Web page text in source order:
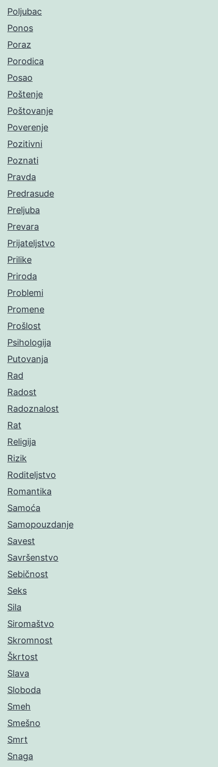
Poljubac
Ponos
Poraz
Porodica
Posao
Poštenje
Poštovanje
Poverenje
Pozitivni
Poznati
Pravda
Predrasude
Preljuba
Prevara
Prijateljstvo
Prilike
Priroda
Problemi
Promene
Prošlost
Psihologija
Putovanja
Rad
Radost
Radoznalost
Rat
Religija
Rizik
Roditeljstvo
Romantika
Samoća
Samopouzdanje
Savest
Savršenstvo
Sebičnost
Seks
Sila
Siromaštvo
Skromnost
Škrtost
Slava
Sloboda
Smeh
Smešno
Smrt
Snaga